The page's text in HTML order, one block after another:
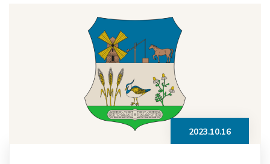
2023.10.16